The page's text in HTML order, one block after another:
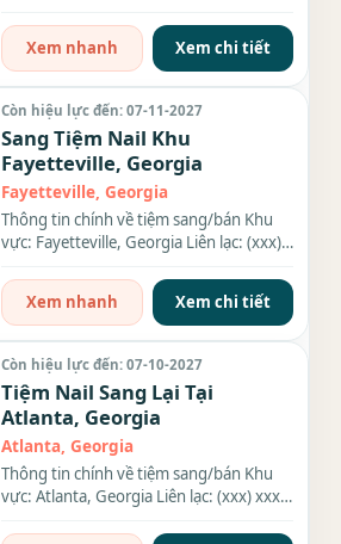
Xem nhanh
Xem chi tiết
Còn hiệu lực đến: 07-11-2027
Sang Tiệm Nail Khu
Fayetteville, Georgia
Fayetteville, Georgia
Thông tin chính về tiệm sang/bán Khu
vực: Fayetteville, Georgia Liên lạc: (xxx)
Xem nhanh
Xem chi tiết
Còn hiệu lực đến: 07-10-2027
Tiệm Nail Sang Lại Tại
Atlanta, Georgia
Atlanta, Georgia
Thông tin chính về tiệm sang/bán Khu
vực: Atlanta, Georgia Liên lạc: (xxx) xxx-